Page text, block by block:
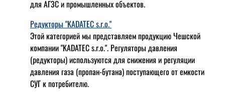
для АГЗС и промышленных объектов.
Редукторы "KADATEC s.r.o."
Этой категорией мы представляем продукцию Чешской
компании "KADATEC s.r.o.". Регуляторы давления
(редукторы) используются для снижения и регуляции
давления газа (пропан-бутана) поступающего от емкости
СУГ к потребителю.